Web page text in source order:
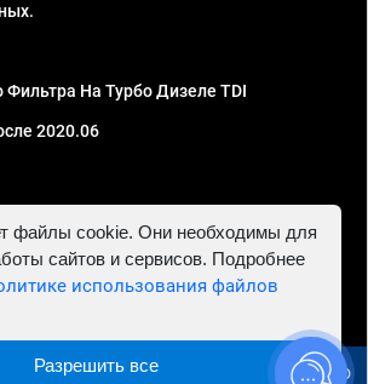
На Турбо Дизеле TDI
2020.06
Павлович. ИНН 781302555843,
в Ижевске - Автосервис "Евро
файлы cookie. Они необходимы для
сайтов и сервисов. Подробнее
использования файлов
Разрешить все